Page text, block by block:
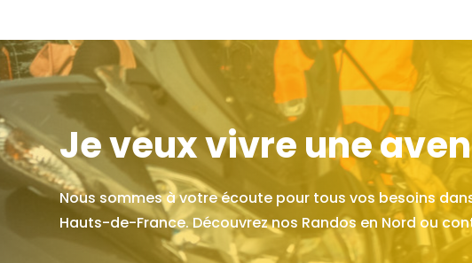
Je veux vivre une
Nous sommes à votre écoute pour tous vos besoins
Hauts-de-France. Découvrez nos Randos en Nord ou